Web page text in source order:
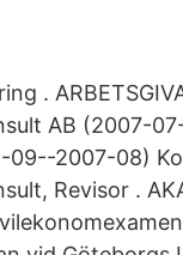
.
AB (2007-
09--2007-08)
Revisor .